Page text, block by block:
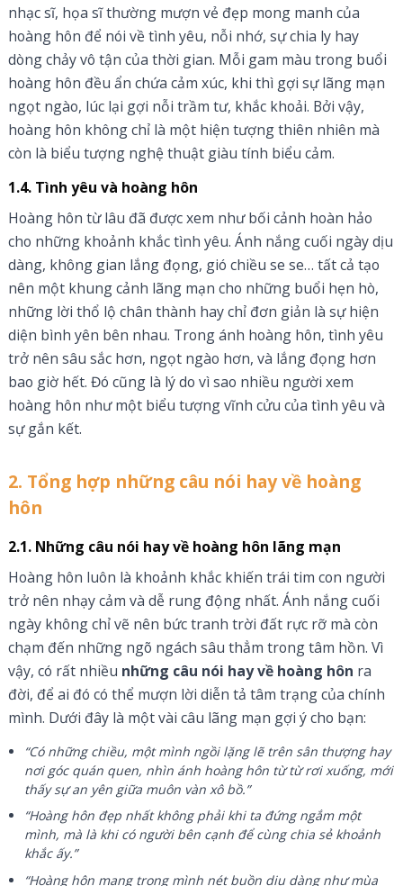
nhạc sĩ, họa sĩ thường mượn vẻ đẹp mong manh của
hoàng hôn để nói về tình yêu, nỗi nhớ, sự chia ly hay
dòng chảy vô tận của thời gian. Mỗi gam màu trong buổi
hoàng hôn đều ẩn chứa cảm xúc, khi thì gợi sự lãng mạn
ngọt ngào, lúc lại gợi nỗi trầm tư, khắc khoải. Bởi vậy,
hoàng hôn không chỉ là một hiện tượng thiên nhiên mà
còn là biểu tượng nghệ thuật giàu tính biểu cảm.
1.4. Tình yêu và hoàng hôn
Hoàng hôn từ lâu đã được xem như bối cảnh hoàn hảo
cho những khoảnh khắc tình yêu. Ánh nắng cuối ngày dịu
dàng, không gian lắng đọng, gió chiều se se… tất cả tạo
nên một khung cảnh lãng mạn cho những buổi hẹn hò,
những lời thổ lộ chân thành hay chỉ đơn giản là sự hiện
diện bình yên bên nhau. Trong ánh hoàng hôn, tình yêu
trở nên sâu sắc hơn, ngọt ngào hơn, và lắng đọng hơn
bao giờ hết. Đó cũng là lý do vì sao nhiều người xem
hoàng hôn như một biểu tượng vĩnh cửu của tình yêu và
sự gắn kết.
2. Tổng hợp những câu nói hay về hoàng
hôn
2.1. Những câu nói hay về hoàng hôn lãng mạn
Hoàng hôn luôn là khoảnh khắc khiến trái tim con người
trở nên nhạy cảm và dễ rung động nhất. Ánh nắng cuối
ngày không chỉ vẽ nên bức tranh trời đất rực rỡ mà còn
chạm đến những ngõ ngách sâu thẳm trong tâm hồn. Vì
vậy, có rất nhiều những câu nói hay về hoàng hôn ra
đời, để ai đó có thể mượn lời diễn tả tâm trạng của chính
mình. Dưới đây là một vài câu lãng mạn gợi ý cho bạn:
“Có những chiều, một mình ngồi lặng lẽ trên sân thượng hay
nơi góc quán quen, nhìn ánh hoàng hôn từ từ rơi xuống, mới
thấy sự an yên giữa muôn vàn xô bồ.”
“Hoàng hôn đẹp nhất không phải khi ta đứng ngắm một
mình, mà là khi có người bên cạnh để cùng chia sẻ khoảnh
khắc ấy.”
“Hoàng hôn mang trong mình nét buồn dịu dàng như mùa